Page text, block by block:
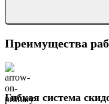
Преимущества
Гибкая система